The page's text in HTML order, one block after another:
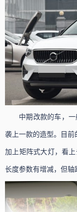
中期改款的车，
袭上一款的造型。目
加上矩阵式大灯，看
长度参数有增减，但轴